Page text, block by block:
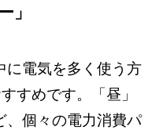
」
に電気を多く使う方
すめです。「昼」
、個々の電力消費パ